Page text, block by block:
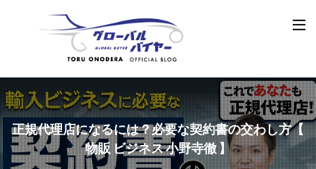
正規代理店になるには？必要な契約書の交わし方【
物販 ビジネス 小野寺徹 】